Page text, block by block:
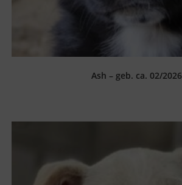
Ash – geb. ca. 02/2026